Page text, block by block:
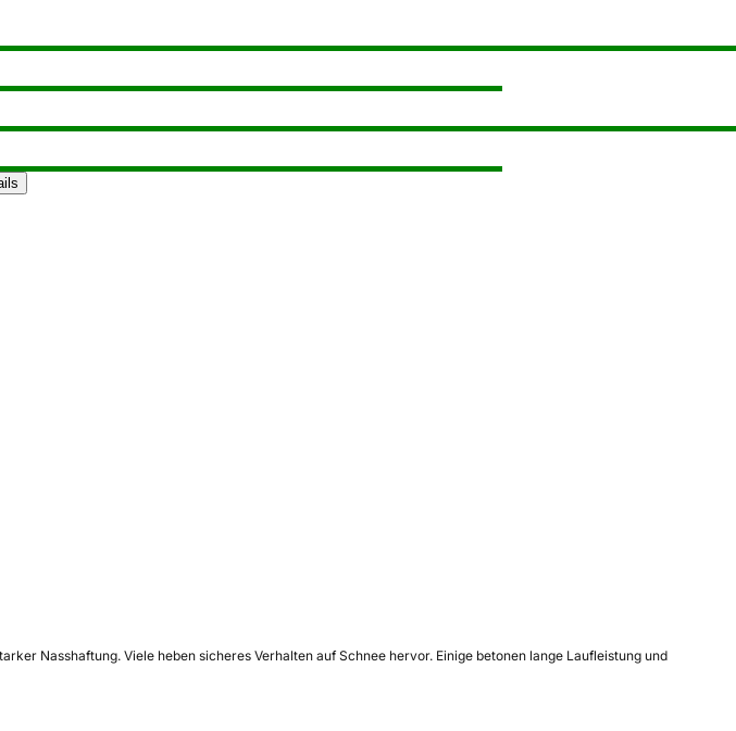
Nasshaftung. Viele heben sicheres Verhalten auf Schnee hervor. Einige betonen lange Laufleistung und